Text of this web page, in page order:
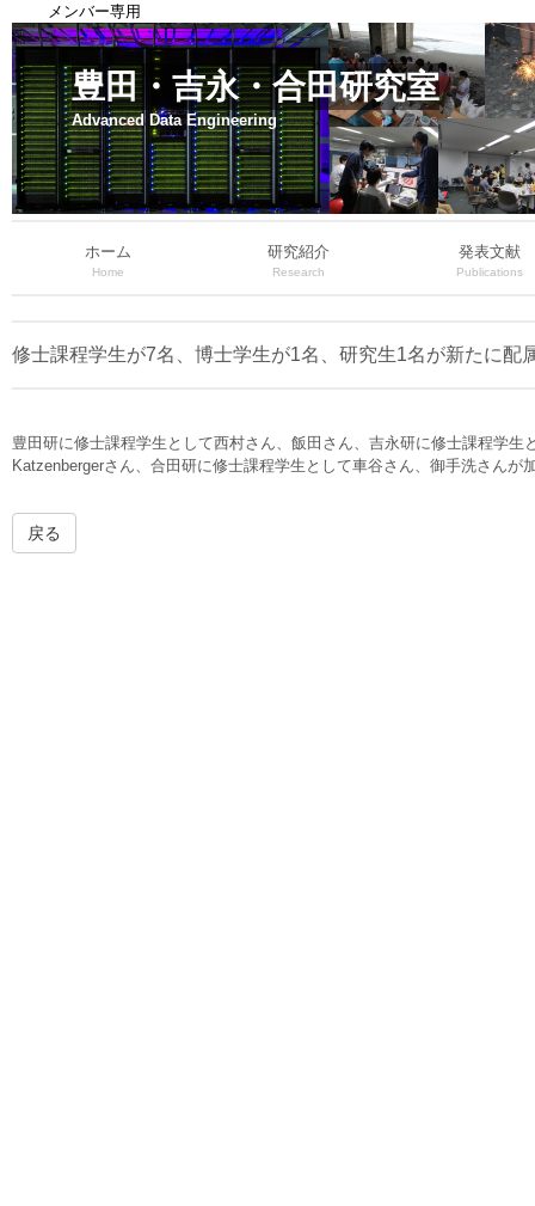
メンバー専用
豊田・吉永・合田研究室
Advanced Data Engineering
ホーム
Home
研究紹介
Research
発表文献
Publications
修士課程学生が7名、博士学生が1名、研究生1名が新たに配
豊田研に修士課程学生として西村さん、飯田さん、吉永研に修士課程学
Katzenbergerさん、合田研に修士課程学生として車谷さん、御手洗さんが
戻る